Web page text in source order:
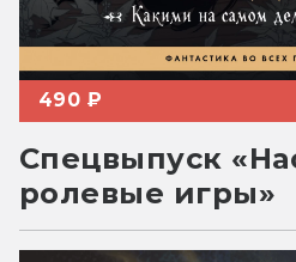
490 ₽
Спецвыпуск
ролевые игры»